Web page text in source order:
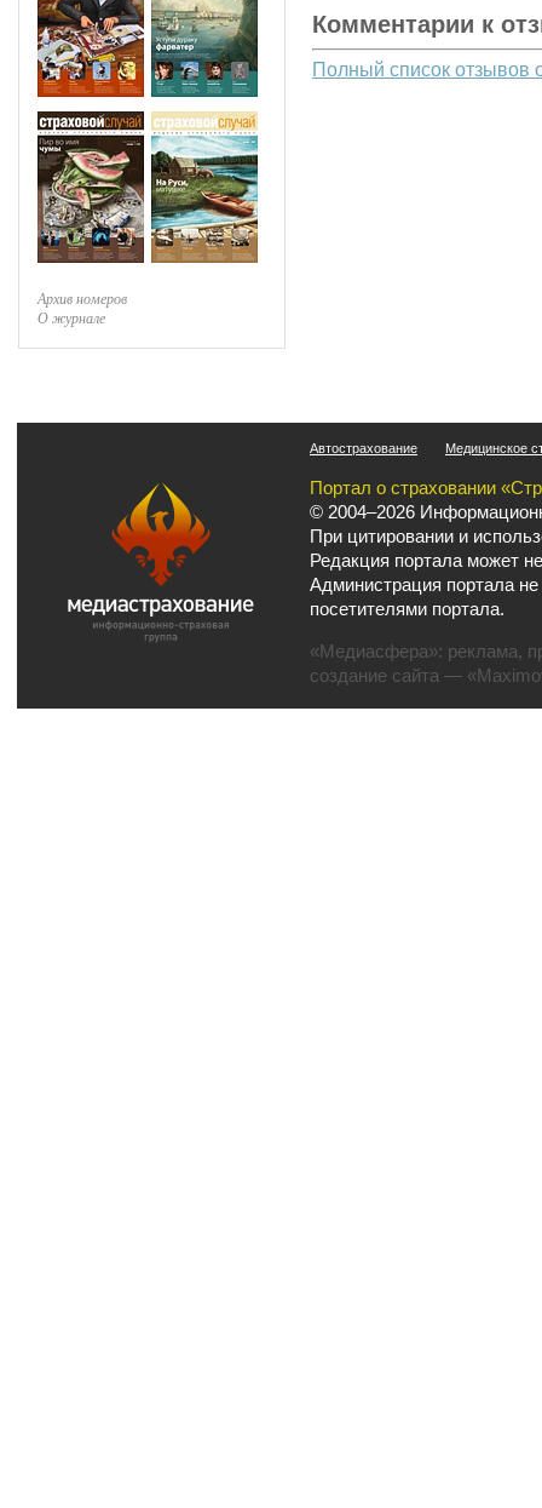
Архив номеров
О журнале
Комментарии к
Полный список отзывов
Автострахование Медицинское
Портал о страховании
© 2004–2026
При цитировании и
Редакция портала может
Администрация портала
посетителями портала.
«Медиасфера»: реклама,
создание сайта —